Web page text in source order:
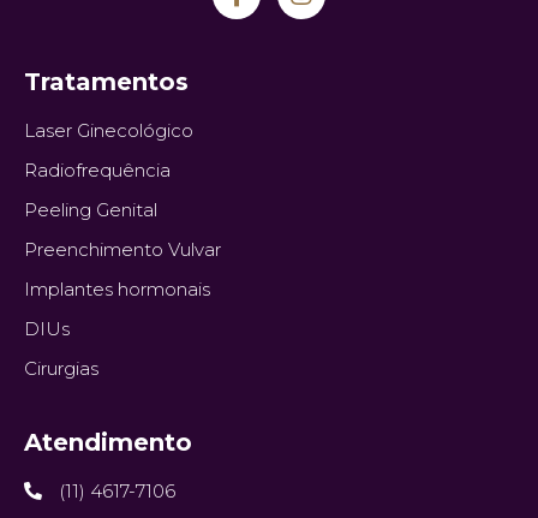
Tratamentos
Laser Ginecológico
Radiofrequência
Peeling Genital
Preenchimento Vulvar
Implantes hormonais
DIUs
Cirurgias
Atendimento
(11) 4617-7106